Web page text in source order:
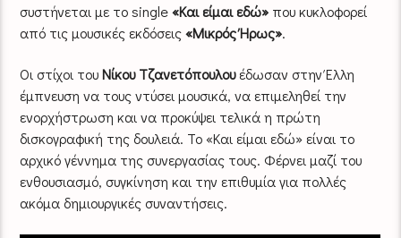
συστήνεται με το single«Και είμαι εδώ» που κυκλοφορεί
από τις μουσικές εκδόσεις«Μικρός Ήρως».
Οι στίχοι τουΝίκου Τζανετόπουλουέδωσαν στην Έλλη
έμπνευση να τους ντύσει μουσικά, να επιμεληθεί την
ενορχήστρωση και να προκύψει τελικά η πρώτη
δισκογραφική της δουλειά. Το «Και είμαι εδώ» είναι το
αρχικό γέννημα της συνεργασίας τους. Φέρνει μαζί του
ενθουσιασμό, συγκίνηση και την επιθυμία για πολλές
ακόμα δημιουργικές συναντήσεις.